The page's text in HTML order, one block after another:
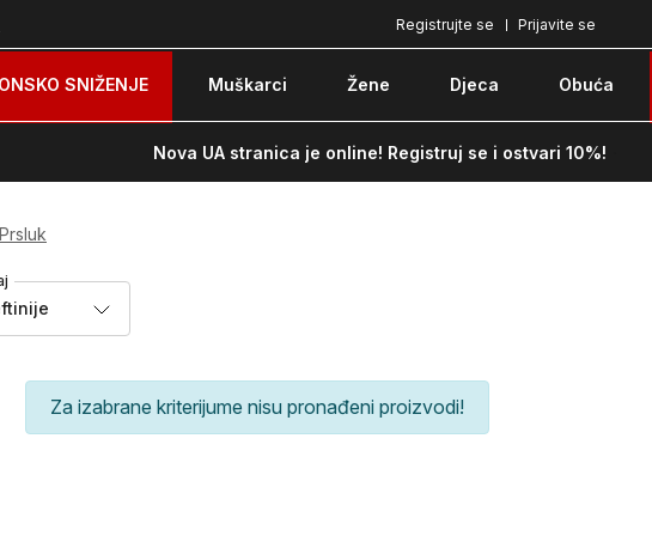
Pozovite nas na: 051/490-130 Besplatna
Prijavite se
Registrujte se
SNIŽENJE Muškarci Žene Djeca Obuća
Nova UA stranica je online! Registruj se i ostvari 10%!
Prsluk
Za izabrane kriterijume nisu pronađeni proizvodi!